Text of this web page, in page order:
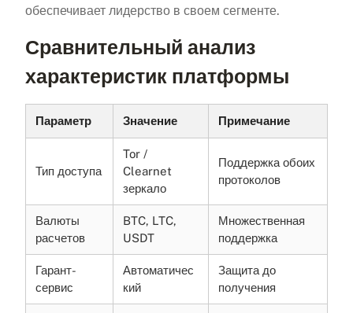
обеспечивает лидерство в своем сегменте.
Сравнительный анализ
характеристик платформы
Параметр Значение Примечание
Тип доступа
Tor /
Clearnet
зеркало
Поддержка обоих
протоколов
Валюты
расчетов
BTC, LTC,
USDT
Множественная
поддержка
Гарант-
сервис
Автоматичес
кий
Защита до
получения